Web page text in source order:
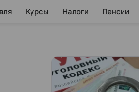
Курсы Налоги Пенсии